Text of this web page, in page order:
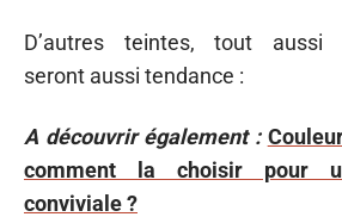
D’autres teintes, tout aussi
seront aussi tendance :
A découvrir également :
comment la choisir pour
conviviale ?